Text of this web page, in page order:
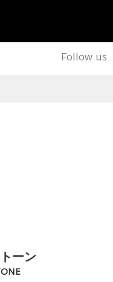
Follow us
ーン